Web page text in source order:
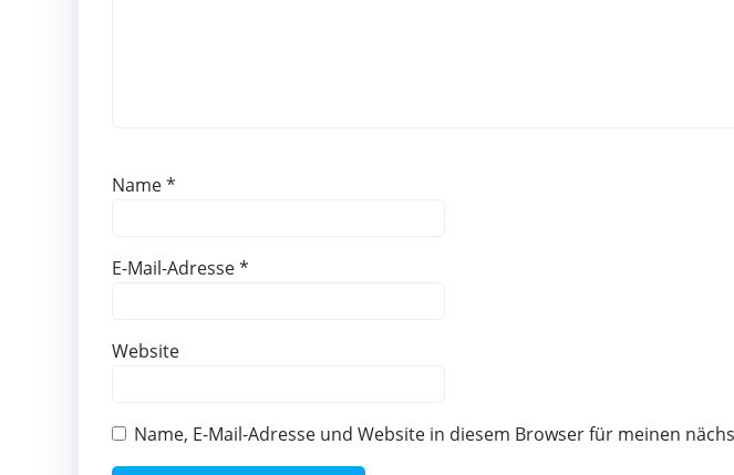
Name*
E-Mail-Adresse*
Website
Name, E-Mail-Adresse und Website in diesem Browser für meinen